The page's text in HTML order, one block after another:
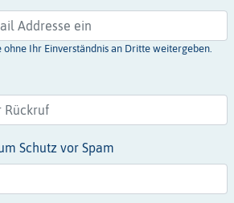
Ihr Einverständnis an Dritte weitergeben.
Schutz vor Spam